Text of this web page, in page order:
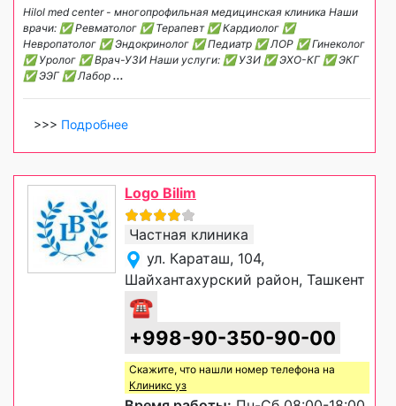
Hilol med center - многопрофильная медицинская клиника Наши
врачи: ✅ Ревматолог ✅ Терапевт ✅ Кардиолог ✅
Невропатолог ✅ Эндокринолог ✅ Педиатр ✅ ЛОР ✅ Гинеколог
✅ Уролог ✅ Врач-УЗИ Наши услуги: ✅ УЗИ ✅ ЭХО-КГ ✅ ЭКГ
✅ ЭЭГ ✅ Лабор ...
>>> Подробнее
Logo Bilim
Частная клиника
ул. Караташ, 104,
Шайхантахурский район, Ташкент
☎
+998-90-350-90-00
Скажите, что нашли номер телефона на
Клиникс уз